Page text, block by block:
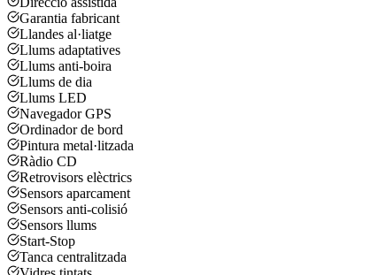
Garantia fabricant
Llandes al·liatge
Llums adaptatives
Llums anti-boira
Llums de dia
Llums LED
Navegador GPS
Ordinador de bord
Pintura metal·litzada
Ràdio CD
Retrovisors elèctrics
Sensors aparcament
Sensors anti-colisió
Sensors llums
Start-Stop
Tanca centralitzada